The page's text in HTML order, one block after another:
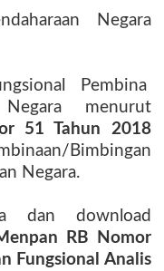
Negara
Pembina
menurut
51 Tahun 2018
Bimbingan
Negara.
dan download
RB Nomor
Fungsional Analis